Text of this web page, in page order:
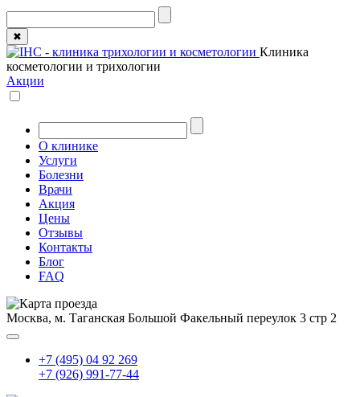
✖
Клиника
косметологии и трихологии
Акции
О клинике
Услуги
Болезни
Врачи
Акция
Цены
Отзывы
Контакты
Блог
FAQ
Москва, м. Таганская Большой Факельный переулок 3 стр 2
+7 (495) 04 92 269
+7 (926) 991-77-44